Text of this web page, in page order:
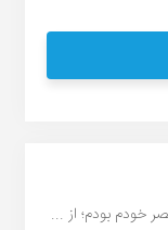
خودم بودم؛ از ...